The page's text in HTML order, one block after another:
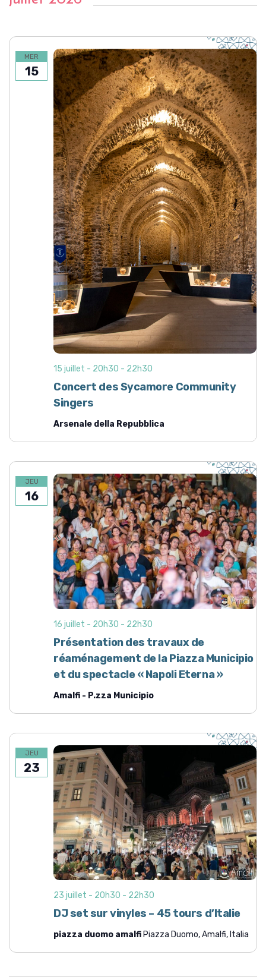
MER
15
Concert des Sycamore Community
Singers
15 juillet - 20h30 - 22h30
Arsenale della Repubblica
JEU
16
Présentation des travaux de
réaménagement de la Piazza Municipio
et du spectacle « Napoli Eterna »
16 juillet - 20h30 - 22h30
Amalfi - P.zza Municipio
JEU
23
DJ set sur vinyles – 45 tours d’Italie
23 juillet - 20h30 - 22h30
piazza duomo amalfiPiazza Duomo, Amalfi, Italia